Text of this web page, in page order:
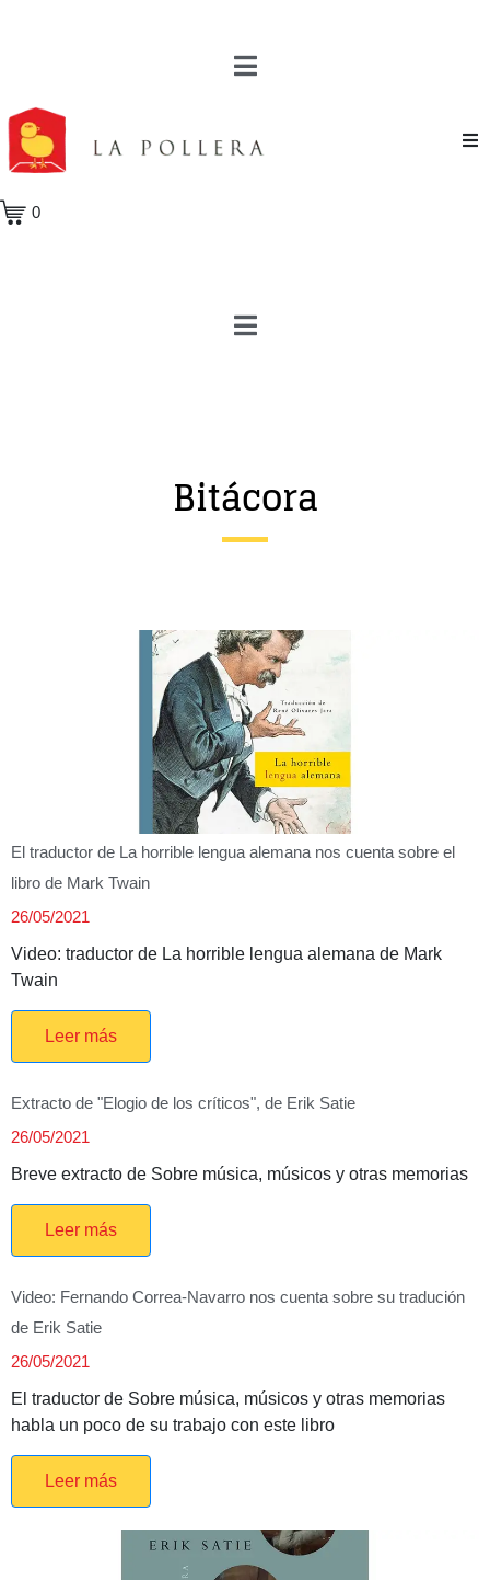
0
Bitácora
El traductor de La horrible lengua alemana nos cuenta sobre el
libro de Mark Twain
26/05/2021
Video: traductor de La horrible lengua alemana de Mark
Twain
Leer más
Extracto de "Elogio de los críticos", de Erik Satie
26/05/2021
Breve extracto de Sobre música, músicos y otras memorias
Leer más
Video: Fernando Correa-Navarro nos cuenta sobre su tradución
de Erik Satie
26/05/2021
El traductor de Sobre música, músicos y otras memorias
habla un poco de su trabajo con este libro
Leer más